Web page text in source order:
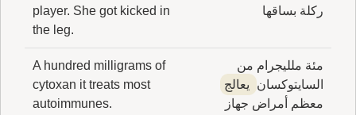
ركلة بساقها
player. She got kicked in
the leg.
مئة ملليجرام من
السايتوكسان
يعالج
معظم أمراض جهاز
A hundred milligrams of
cytoxan it treats most
autoimmunes.